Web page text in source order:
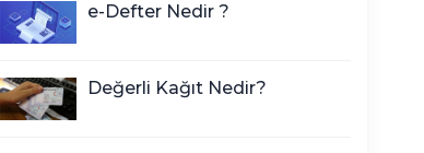
e-Defter Nedir ?
Değerli Kağıt Nedir?